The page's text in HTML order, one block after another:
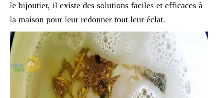
le bijoutier, il existe des solutions faciles et efficaces à
la maison pour leur redonner tout leur éclat.